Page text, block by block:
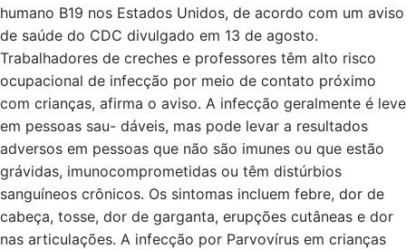
humano B19 nos Estados Unidos, de acordo com um aviso
de saúde do CDC divulgado em 13 de agosto.
Trabalhadores de creches e professores têm alto risco
ocupacional de infecção por meio de contato próximo
com crianças, afirma o aviso. A infecção geralmente é leve
em pessoas sau- dáveis, mas pode levar a resultados
adversos em pessoas que não são imunes ou que estão
grávidas, imunocomprometidas ou têm distúrbios
sanguíneos crônicos. Os sintomas incluem febre, dor de
cabeça, tosse, dor de garganta, erupções cutâneas e dor
nas articulações. A infecção por Parvovírus em crianças